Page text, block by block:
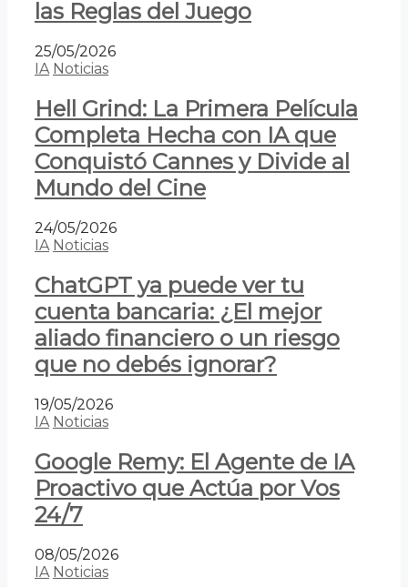
las Reglas del Juego
25/05/2026
IA Noticias
Hell Grind: La Primera Película
Completa Hecha con IA que
Conquistó Cannes y Divide al
Mundo del Cine
24/05/2026
IA Noticias
ChatGPT ya puede ver tu
cuenta bancaria: ¿El mejor
aliado financiero o un riesgo
que no debés ignorar?
19/05/2026
IA Noticias
Google Remy: El Agente de IA
Proactivo que Actúa por Vos
24/7
08/05/2026
IA Noticias